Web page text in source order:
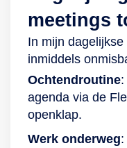
meetings
In mijn
inmiddels
Ochtendroutine:
agenda via de
openklap.
Werk onderweg: